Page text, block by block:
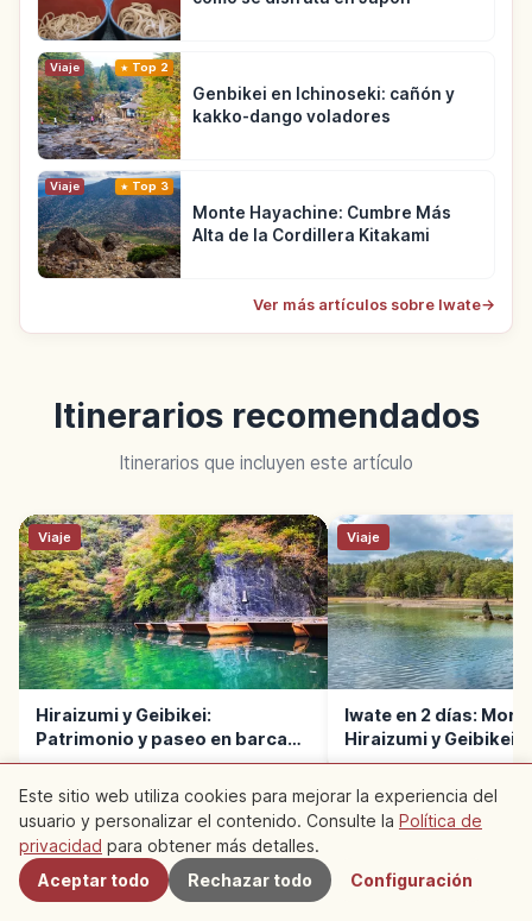
Viaje Top 2
Genbikei en Ichinoseki: cañón y
kakko-dango voladores
Viaje Top 3
Monte Hayachine: Cumbre Más
Alta de la Cordillera Kitakami
Ver más artículos sobre Iwate→
Itinerarios recomendados
Itinerarios que incluyen este artículo
Viaje
Hiraizumi y Geibikei:
Patrimonio y paseo en barca
en Iwate
Viaje
Iwate en 2 días:
Hiraizumi y Geibikei
Cercanos
Este sitio web utiliza cookies para mejorar la experiencia del
usuario y personalizar el contenido. Consulte la Política de
privacidad para obtener más detalles.
Aceptar todo
Rechazar todo Configuración